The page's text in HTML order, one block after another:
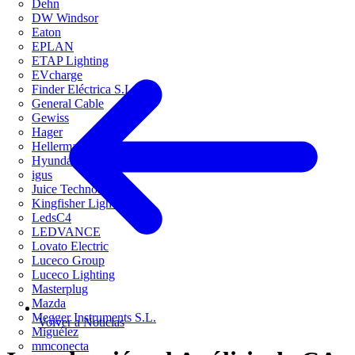
Dehn
DW Windsor
Eaton
EPLAN
ETAP Lighting
EVcharge
Finder Eléctrica S.L.U
General Cable
Gewiss
Hager
HellermannTyton
Hyundai Electric
igus
Juice Technology
Kingfisher Lighting
LedsC4
LEDVANCE
Lovato Electric
Luceco Group
Luceco Lighting
Masterplug
Mazda
Megger Instruments S.L.
Miguélez
mmconecta
Volver a Noticias